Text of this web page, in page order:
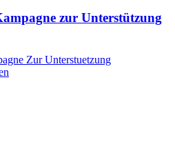
zur Unterstützung